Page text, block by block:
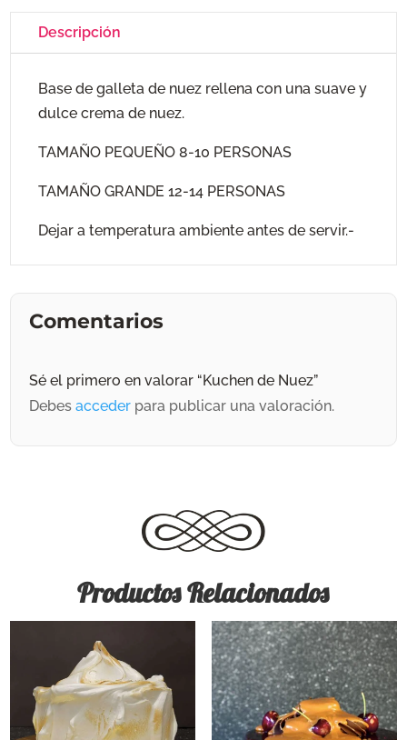
Descripción
Base de galleta de nuez rellena con una suave y
dulce crema de nuez.
TAMAÑO PEQUEÑO 8-10 PERSONAS
TAMAÑO GRANDE 12-14 PERSONAS
Dejar a temperatura ambiente antes de servir.-
Comentarios
Sé el primero en valorar “Kuchen de Nuez”
Debesacceder para publicar una valoración.
Productos Relacionados